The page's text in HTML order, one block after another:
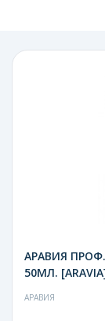
АРАВИЯ
50МЛ.
АРАВИЯ